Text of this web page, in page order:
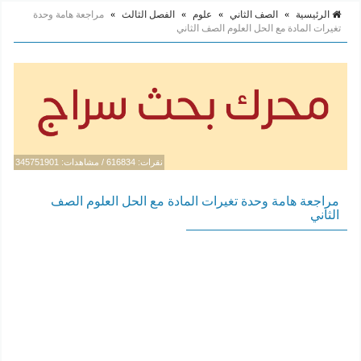
الرئيسية » الصف الثاني » علوم » الفصل الثالث » مراجعة هامة وحدة
تغيرات المادة مع الحل العلوم الصف الثاني
نقرات: 616834 / مشاهدات: 345751901
مراجعة هامة وحدة تغيرات المادة مع الحل العلوم الصف
الثاني